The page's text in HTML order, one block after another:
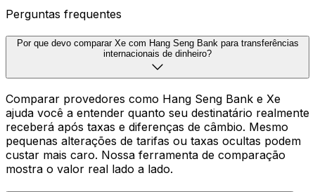
Perguntas frequentes
Por que devo comparar Xe com Hang Seng Bank para transferências
internacionais de dinheiro?
Comparar provedores como Hang Seng Bank e Xe
ajuda você a entender quanto seu destinatário realmente
receberá após taxas e diferenças de câmbio. Mesmo
pequenas alterações de tarifas ou taxas ocultas podem
custar mais caro. Nossa ferramenta de comparação
mostra o valor real lado a lado.